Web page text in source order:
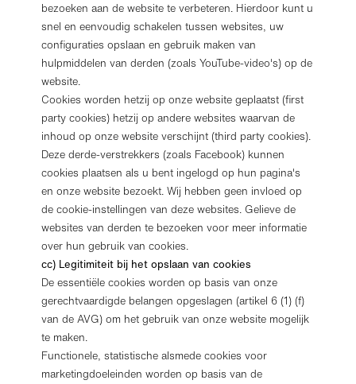
bezoeken aan de website te verbeteren. Hierdoor kunt u
snel en eenvoudig schakelen tussen websites, uw
configuraties opslaan en gebruik maken van
hulpmiddelen van derden (zoals YouTube-video's) op de
website.
Cookies worden hetzij op onze website geplaatst (first
party cookies) hetzij op andere websites waarvan de
inhoud op onze website verschijnt (third party cookies).
Deze derde-verstrekkers (zoals Facebook) kunnen
cookies plaatsen als u bent ingelogd op hun pagina's
en onze website bezoekt. Wij hebben geen invloed op
de cookie-instellingen van deze websites. Gelieve de
websites van derden te bezoeken voor meer informatie
over hun gebruik van cookies.
cc) Legitimiteit bij het opslaan van cookies
De essentiële cookies worden op basis van onze
gerechtvaardigde belangen opgeslagen (artikel 6 (1) (f)
van de AVG) om het gebruik van onze website mogelijk
te maken.
Functionele, statistische alsmede cookies voor
marketingdoeleinden worden op basis van de